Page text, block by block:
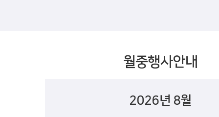
월중행사안내
2026년 8월